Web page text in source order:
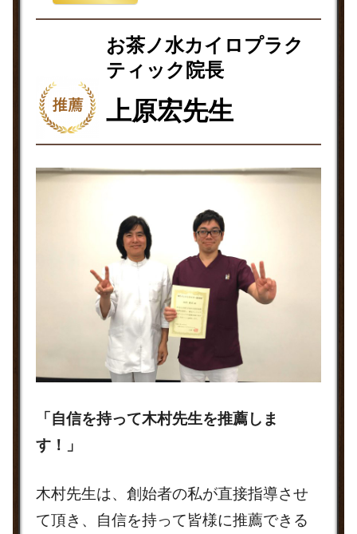
お茶ノ水カイロプラク
ティック院長
上原宏先生
「自信を持って木村先生を推薦しま
す！」
木村先生は、創始者の私が直接指導させ
て頂き、自信を持って皆様に推薦できる